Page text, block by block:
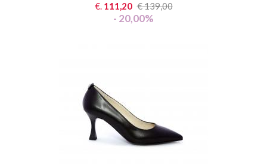
€.111,20 €139,00
- 20,00%